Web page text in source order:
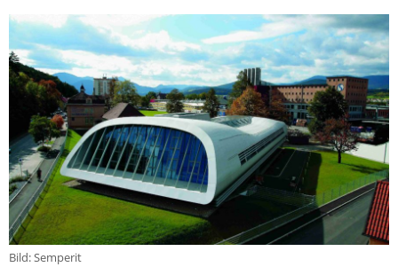
Bild: Semperit